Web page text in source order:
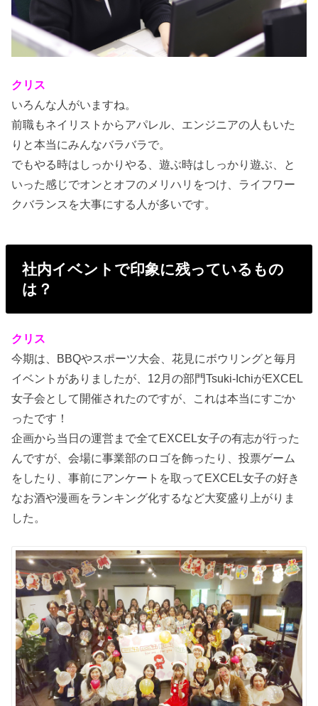
クリス
いろんな人がいますね。
前職もネイリストからアパレル、エンジニアの人もいた
りと本当にみんなバラバラで。
でもやる時はしっかりやる、遊ぶ時はしっかり遊ぶ、と
いった感じでオンとオフのメリハリをつけ、ライフワー
クバランスを大事にする人が多いです。
社内イベントで印象に残っているもの
は？
クリス
今期は、BBQやスポーツ大会、花見にボウリングと毎月
イベントがありましたが、12月の部門Tsuki-IchiがEXCEL
女子会として開催されたのですが、これは本当にすごか
ったです！
企画から当日の運営まで全てEXCEL女子の有志が行った
んですが、会場に事業部のロゴを飾ったり、投票ゲーム
をしたり、事前にアンケートを取ってEXCEL女子の好き
なお酒や漫画をランキング化するなど大変盛り上がりま
した。